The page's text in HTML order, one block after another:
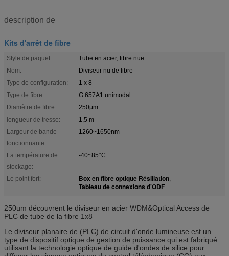
description de
Kits d'arrêt de fibre
Style de paquet:
Tube en acier, fibre nue
Nom:
Diviseur nu de fibre
Type de configuration:
1 x 8
Type de fibre:
G.657A1 unimodal
Diamètre de fibre:
250μm
longueur de tresse:
1,5 m
Largeur de bande
fonctionnante:
1260~1650nm
La température de
stockage:
-40~85°C
Le point fort: Box en fibre optique Résiliation,
Tableau de connexions d'ODF
250um découvrent le diviseur en acier WDM&Optical Access de
PLC de tube de la fibre 1x8
Le diviseur planaire de (PLC) de circuit d'onde lumineuse est un
type de dispositif optique de gestion de puissance qui est fabriqué
utilisant la technologie optique de guide d'ondes de silice pour